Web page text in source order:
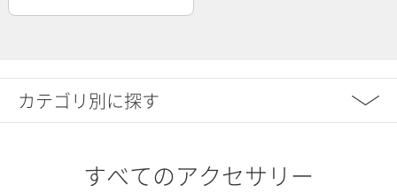
カテゴリ別に探す
すべてのアクセサリー